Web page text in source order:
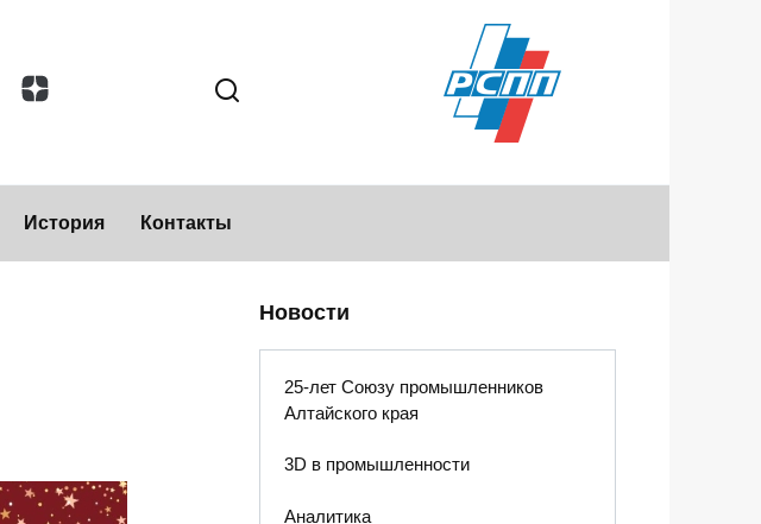
История Контакты
Новости
25-лет Союзу промышленников
Алтайского края
3D в промышленности
Аналитика